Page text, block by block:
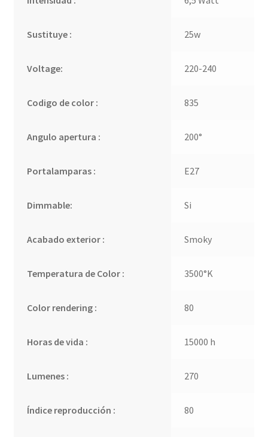
Sustituye : 25w
Voltage: 220-240
Codigo de color : 835
Angulo apertura : 200°
Portalamparas : E27
Dimmable: Si
Acabado exterior : Smoky
Temperatura de Color : 3500°K
Color rendering : 80
Horas de vida : 15000 h
Lumenes : 270
Índice reproducción : 80